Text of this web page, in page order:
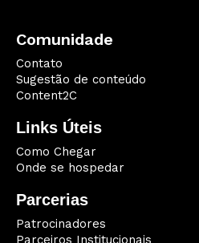
Comunidade
Contato
Sugestão de conteúdo
Content2C
Links Úteis
Como Chegar
Onde se hospedar
Parcerias
Patrocinadores
Parceiros Institucionais